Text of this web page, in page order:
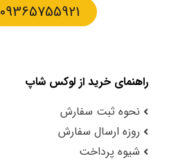
09365755921
راهنمای خرید از لوکس شاپ
نحوه ثبت سفارش
روزه ارسال سفارش
شیوه پرداخت